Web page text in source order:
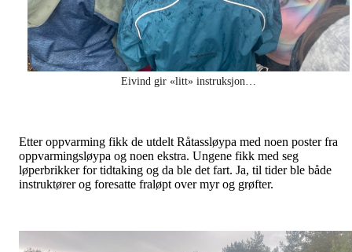
Eivind gir «litt» instruksjon…
Etter oppvarming fikk de utdelt Råtassløypa med noen poster fra
oppvarmingsløypa og noen ekstra. Ungene fikk med seg
løperbrikker for tidtaking og da ble det fart. Ja, til tider ble både
instruktører og foresatte fraløpt over myr og grøfter.